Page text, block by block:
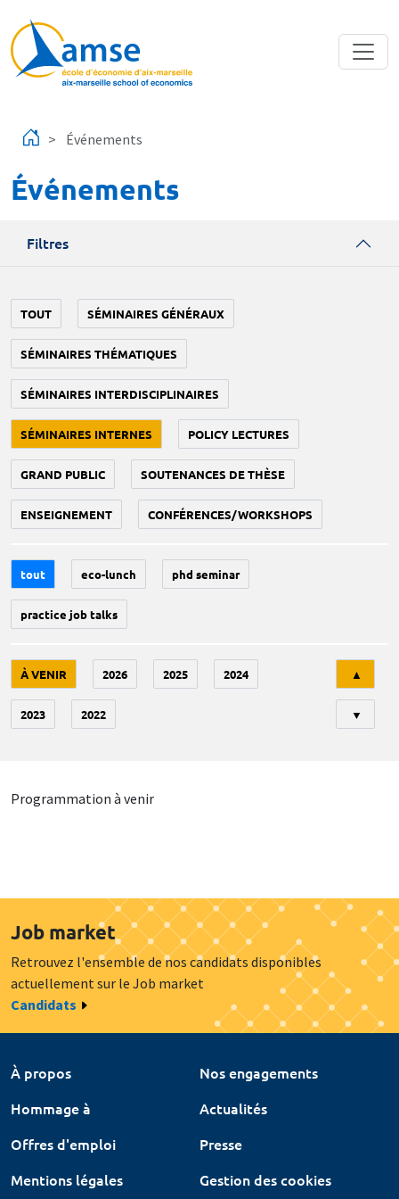
Événements
Événements
Filtres
TOUT SÉMINAIRES GÉNÉRAUX
SÉMINAIRES THÉMATIQUES
SÉMINAIRES INTERDISCIPLINAIRES
SÉMINAIRES INTERNES POLICY LECTURES
GRAND PUBLIC SOUTENANCES DE THÈSE
ENSEIGNEMENT CONFÉRENCES/WORKSHOPS
tout eco-lunch phd seminar
practice job talks
À VENIR 2026 2025 2024
2023 2022
▲
▼
Programmation à venir
Job market
Retrouvez l'ensemble de nos candidats disponibles
actuellement sur le Job market
Candidats
À propos
Nos engagements
Hommage à
Actualités
Offres d'emploi
Presse
Mentions légales
Gestion des cookies